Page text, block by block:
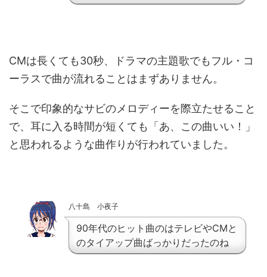
CMは長くても30秒、ドラマの主題歌でもフル・コ
ーラスで曲が流れることはまずありません。
そこで印象的なサビのメロディーを際立たせること
で、耳に入る時間が短くても「あ、この曲いい！」
と思われるような曲作りが行われていました。
八十島 小夜子
90年代のヒット曲のはテレビやCMと
のタイアップ曲ばっかりだったのね